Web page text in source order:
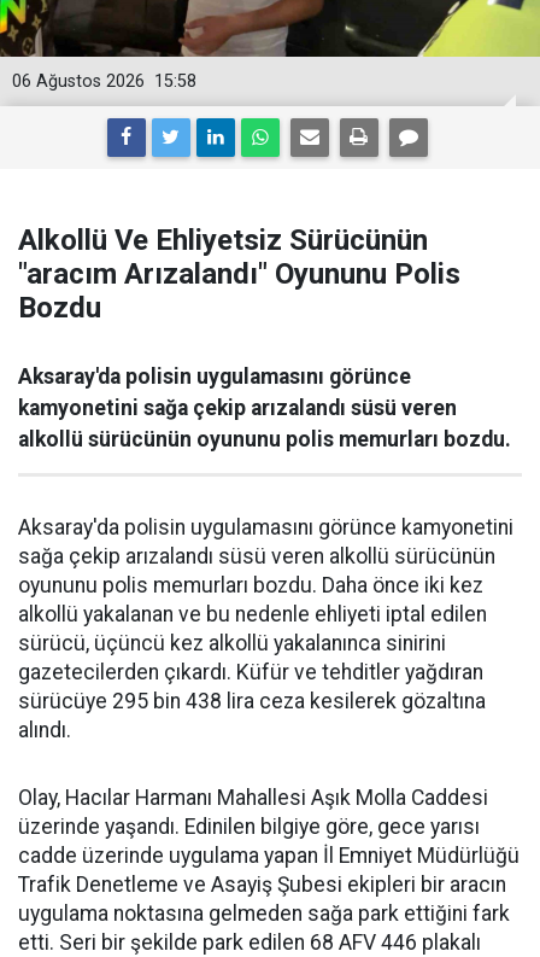
15:58
06 Ağustos 2026
Alkollü Ve Ehliyetsiz Sürücünün
"aracım Arızalandı" Oyununu Polis
Bozdu
Aksaray'da polisin uygulamasını görünce
kamyonetini sağa çekip arızalandı süsü veren
alkollü sürücünün oyununu polis memurları bozdu.
Aksaray'da polisin uygulamasını görünce kamyonetini
sağa çekip arızalandı süsü veren alkollü sürücünün
oyununu polis memurları bozdu. Daha önce iki kez
alkollü yakalanan ve bu nedenle ehliyeti iptal edilen
sürücü, üçüncü kez alkollü yakalanınca sinirini
gazetecilerden çıkardı. Küfür ve tehditler yağdıran
sürücüye 295 bin 438 lira ceza kesilerek gözaltına
alındı.
Olay, Hacılar Harmanı Mahallesi Aşık Molla Caddesi
üzerinde yaşandı. Edinilen bilgiye göre, gece yarısı
cadde üzerinde uygulama yapan İl Emniyet Müdürlüğü
Trafik Denetleme ve Asayiş Şubesi ekipleri bir aracın
uygulama noktasına gelmeden sağa park ettiğini fark
etti. Seri bir şekilde park edilen 68 AFV 446 plakalı